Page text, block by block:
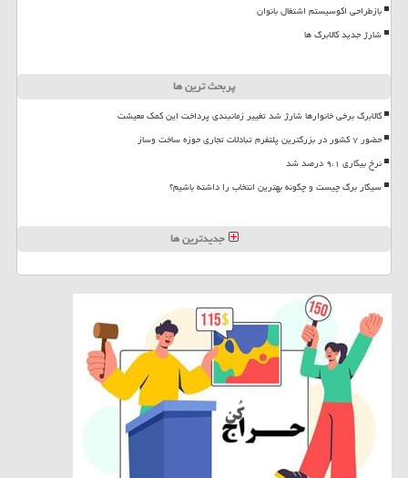
بازطراحی اکوسیستم اشتغال بانوان
شارژ جدید کالابرگ ها
پربحث ترین ها
کالابرگ برخی خانوارها شارژ شد تغییر زمانبندی پرداخت این کمک معیشت
حضور ۷ کشور در بزرگترین پلتفرم تبادلات تجاری حوزه ساخت وساز
نرخ بیکاری ۹،۱ درصد شد
سیگار برگ چیست و چگونه بهترین انتخاب را داشته باشیم؟
جدیدترین ها